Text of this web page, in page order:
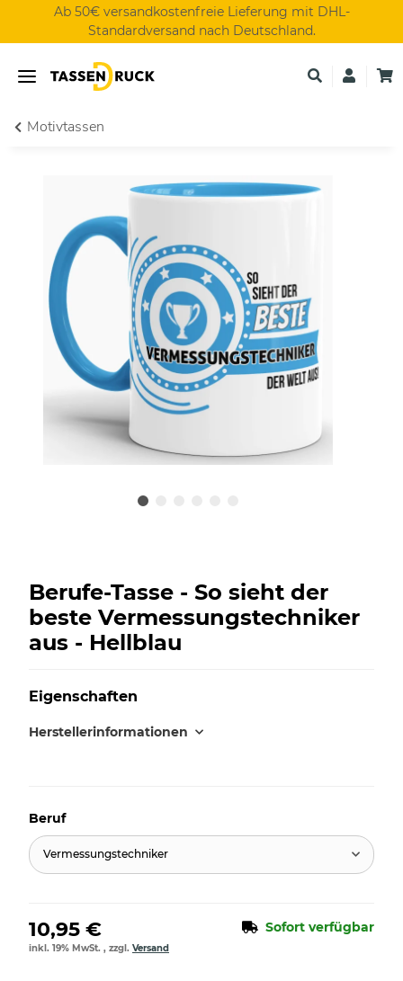
Ab 50€ versandkostenfreie Lieferung mit DHL-
Standardversand nach Deutschland.
Motivtassen
Berufe-Tasse - So sieht der
beste Vermessungstechniker
aus - Hellblau
Eigenschaften
Herstellerinformationen
Beruf
Vermessungstechniker
10,95 € Sofort verfügbar
inkl. 19% MwSt. , zzgl. Versand